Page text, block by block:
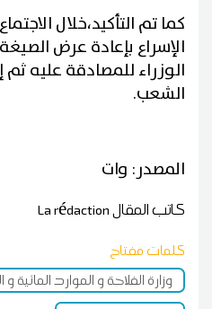
كما تم التأكيد،خلال
الإسراع بإعادة عرض
الوزراء للمصادقة عليه
الشعب.
المصدر: وات
كاتب المقالLa rédaction
كلمات مفتاح
وزارة الفلاحة و الموارد